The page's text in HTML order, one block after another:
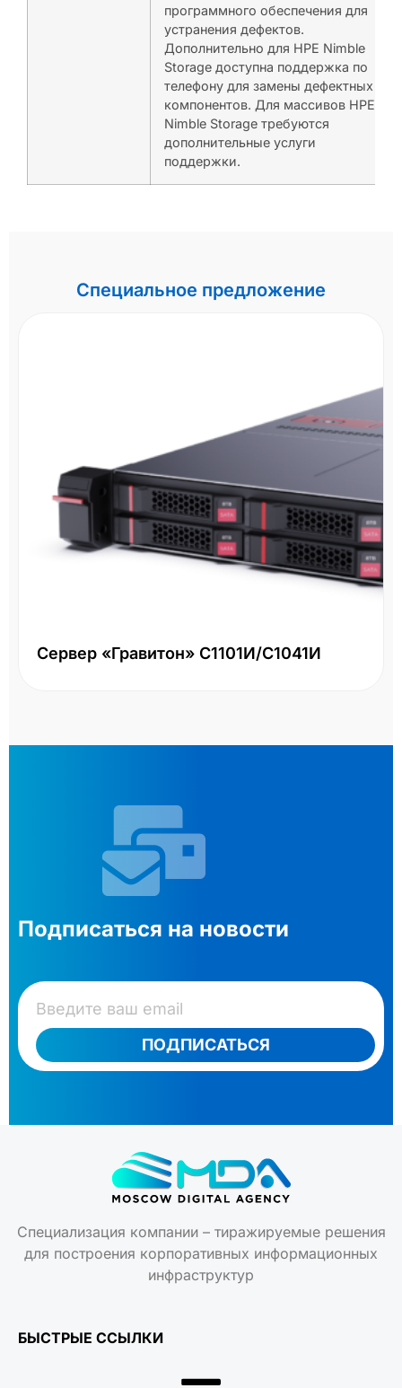
программного обеспечения для
устранения дефектов.
Дополнительно для HPE Nimble
Storage доступна поддержка по
телефону для замены дефектных
компонентов. Для массивов HPE
Nimble Storage требуются
дополнительные услуги
поддержки.
Специальное предложение
Сервер «Гравитон» С1101И/С1041И
Подписаться на новости
ПОДПИСАТЬСЯ
Специализация компании – тиражируемые решения
для построения корпоративных информационных
инфраструктур
БЫСТРЫЕ ССЫЛКИ